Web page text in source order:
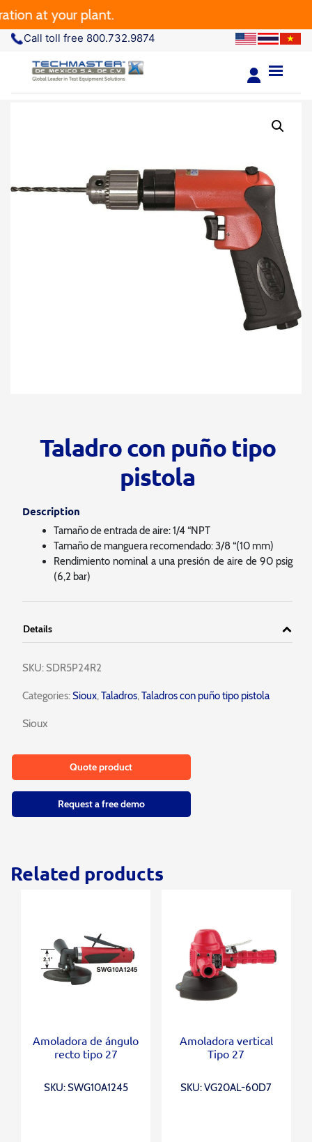
at your plant.
Call toll free 800.732.9874
Taladro con puño tipo
pistola
Description
Tamaño de entrada de aire: 1/4 “NPT
Tamaño de manguera recomendado: 3/8 “(10 mm)
Rendimiento nominal a una presión de aire de 90 psig
(6,2 bar)
Details
SKU: SDR5P24R2
Categories:Sioux,Taladros,Taladros con puño tipo pistola
Sioux
Quote product
Request a free demo
Related products
Amoladora de ángulo
recto tipo 27
SKU: SWG10A1245
Amoladora vertical
Tipo 27
SKU: VG20AL-60D7